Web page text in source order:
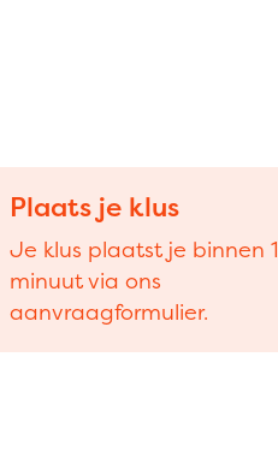
Plaats je klus
Je klus plaatst je binnen 1
minuut via ons
aanvraagformulier.